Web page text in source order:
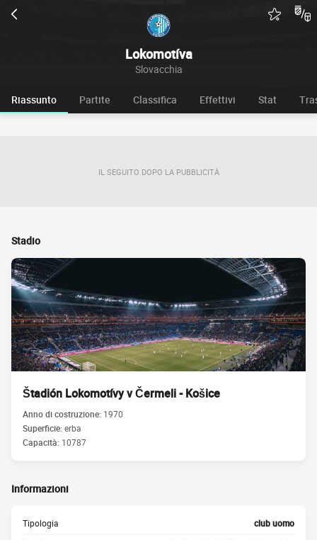
Lokomotíva
Slovacchia
Riassunto Partite Classifica Effettivi Stat
IL SEGUITO DOPO LA PUBBLICITÀ
Stadio
Štadión Lokomotívy v Čermeli - Košice
Anno di costruzione: 1970
Superficie:erba
Capacità: 10787
Informazioni
Tipologia club uomo